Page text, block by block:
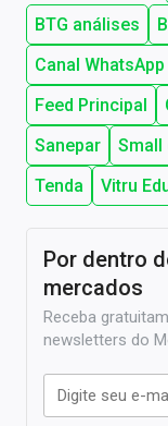
BTG análises
Canal WhatsApp
Feed Principal
Sanepar
Small
Tenda
Vitru
Por dentro
mercados
Receba
newsletters do